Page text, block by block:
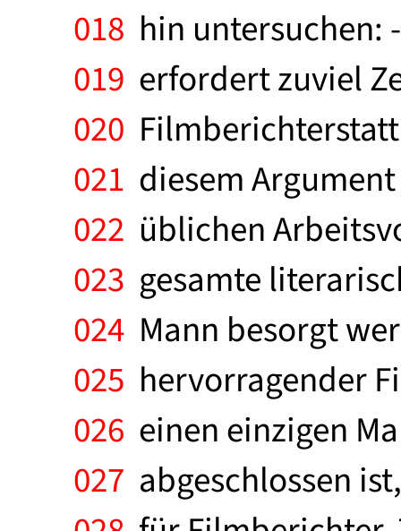
018 hin untersuchen:
019 erfordert zuviel
020
021 diesem
022 üblichen
023 gesamte
024 Mann besorgt
025 hervorragender
026 einen einzigen
027 abgeschlossen